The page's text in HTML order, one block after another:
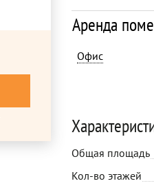
Аренда
Офис
Общая площадь
Кол-во этажей